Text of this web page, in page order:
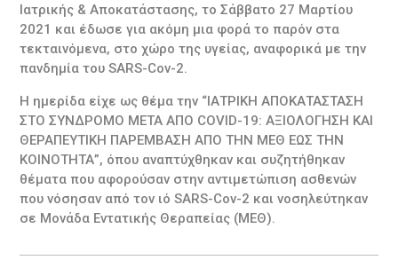
Ιατρικής & Αποκατάστασης, το Σάββατο 27 Μαρτίου
2021 και έδωσε για ακόμη μια φορά το παρόν στα
τεκταινόμενα, στο χώρο της υγείας, αναφορικά με την
πανδημία του SARS-Cov-2.
Η ημερίδα είχε ως θέμα την “ΙΑΤΡΙΚΗ ΑΠΟΚΑΤΑΣΤΑΣΗ
ΣΤΟ ΣΥΝΔΡΟΜΟ ΜΕΤΑ ΑΠΟ COVID-19: ΑΞΙΟΛΟΓΗΣΗ ΚΑΙ
ΘΕΡΑΠΕΥΤΙΚΗ ΠΑΡΕΜΒΑΣΗ ΑΠΟ ΤΗΝ ΜΕΘ ΕΩΣ ΤΗΝ
ΚΟΙΝΟΤΗΤΑ”, όπου αναπτύχθηκαν και συζητήθηκαν
θέματα που αφορούσαν στην αντιμετώπιση ασθενών
που νόσησαν από τον ιό SARS-Cov-2 και νοσηλεύτηκαν
σε Μονάδα Εντατικής Θεραπείας (ΜΕΘ).